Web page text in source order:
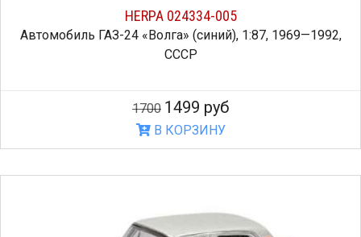
HERPA 024334-005
Автомобиль ГАЗ-24 «Волга» (синий), 1:87, 1969—1992,
СССР
1700 1499 руб
В КОРЗИНУ